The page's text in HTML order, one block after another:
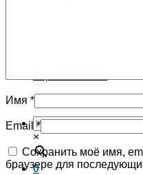
×
0
Имя *
Email *
Сохранить моё имя,
браузере для